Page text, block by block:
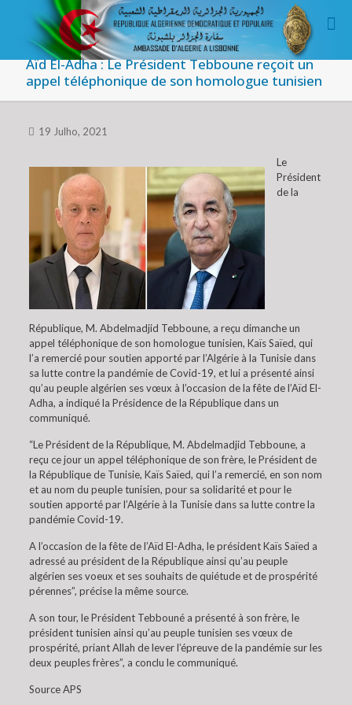
Aïd El-Adha : Le Président Tebboune reçoit un
appel téléphonique de son homologue tunisien
19 Julho, 2021
Le
Président
de la
République, M. Abdelmadjid Tebboune, a reçu dimanche un
appel téléphonique de son homologue tunisien, Kaïs Saïed, qui
l’a remercié pour soutien apporté par l’Algérie à la Tunisie dans
sa lutte contre la pandémie de Covid-19, et lui a présenté ainsi
qu’au peuple algérien ses vœux à l’occasion de la fête de l’Aïd El-
Adha, a indiqué la Présidence de la République dans un
communiqué.
“Le Président de la République, M. Abdelmadjid Tebboune, a
reçu ce jour un appel téléphonique de son frère, le Président de
la République de Tunisie, Kaïs Saïed, qui l’a remercié, en son nom
et au nom du peuple tunisien, pour sa solidarité et pour le
soutien apporté par l’Algérie à la Tunisie dans sa lutte contre la
pandémie Covid-19.
A l’occasion de la fête de l’Aïd El-Adha, le président Kaïs Saïed a
adressé au président de la République ainsi qu’au peuple
algérien ses voeux et ses souhaits de quiétude et de prospérité
pérennes”, précise la même source.
A son tour, le Président Tebbouné a présenté à son frère, le
président tunisien ainsi qu’au peuple tunisien ses vœux de
prospérité, priant Allah de lever l’épreuve de la pandémie sur les
deux peuples frères”, a conclu le communiqué.
Source APS